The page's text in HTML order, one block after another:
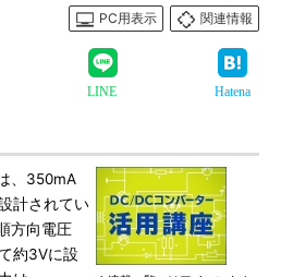
PC用表示
関連情報
LINE Hatena
、350mA
計されてい
方向電圧
約3Vに設